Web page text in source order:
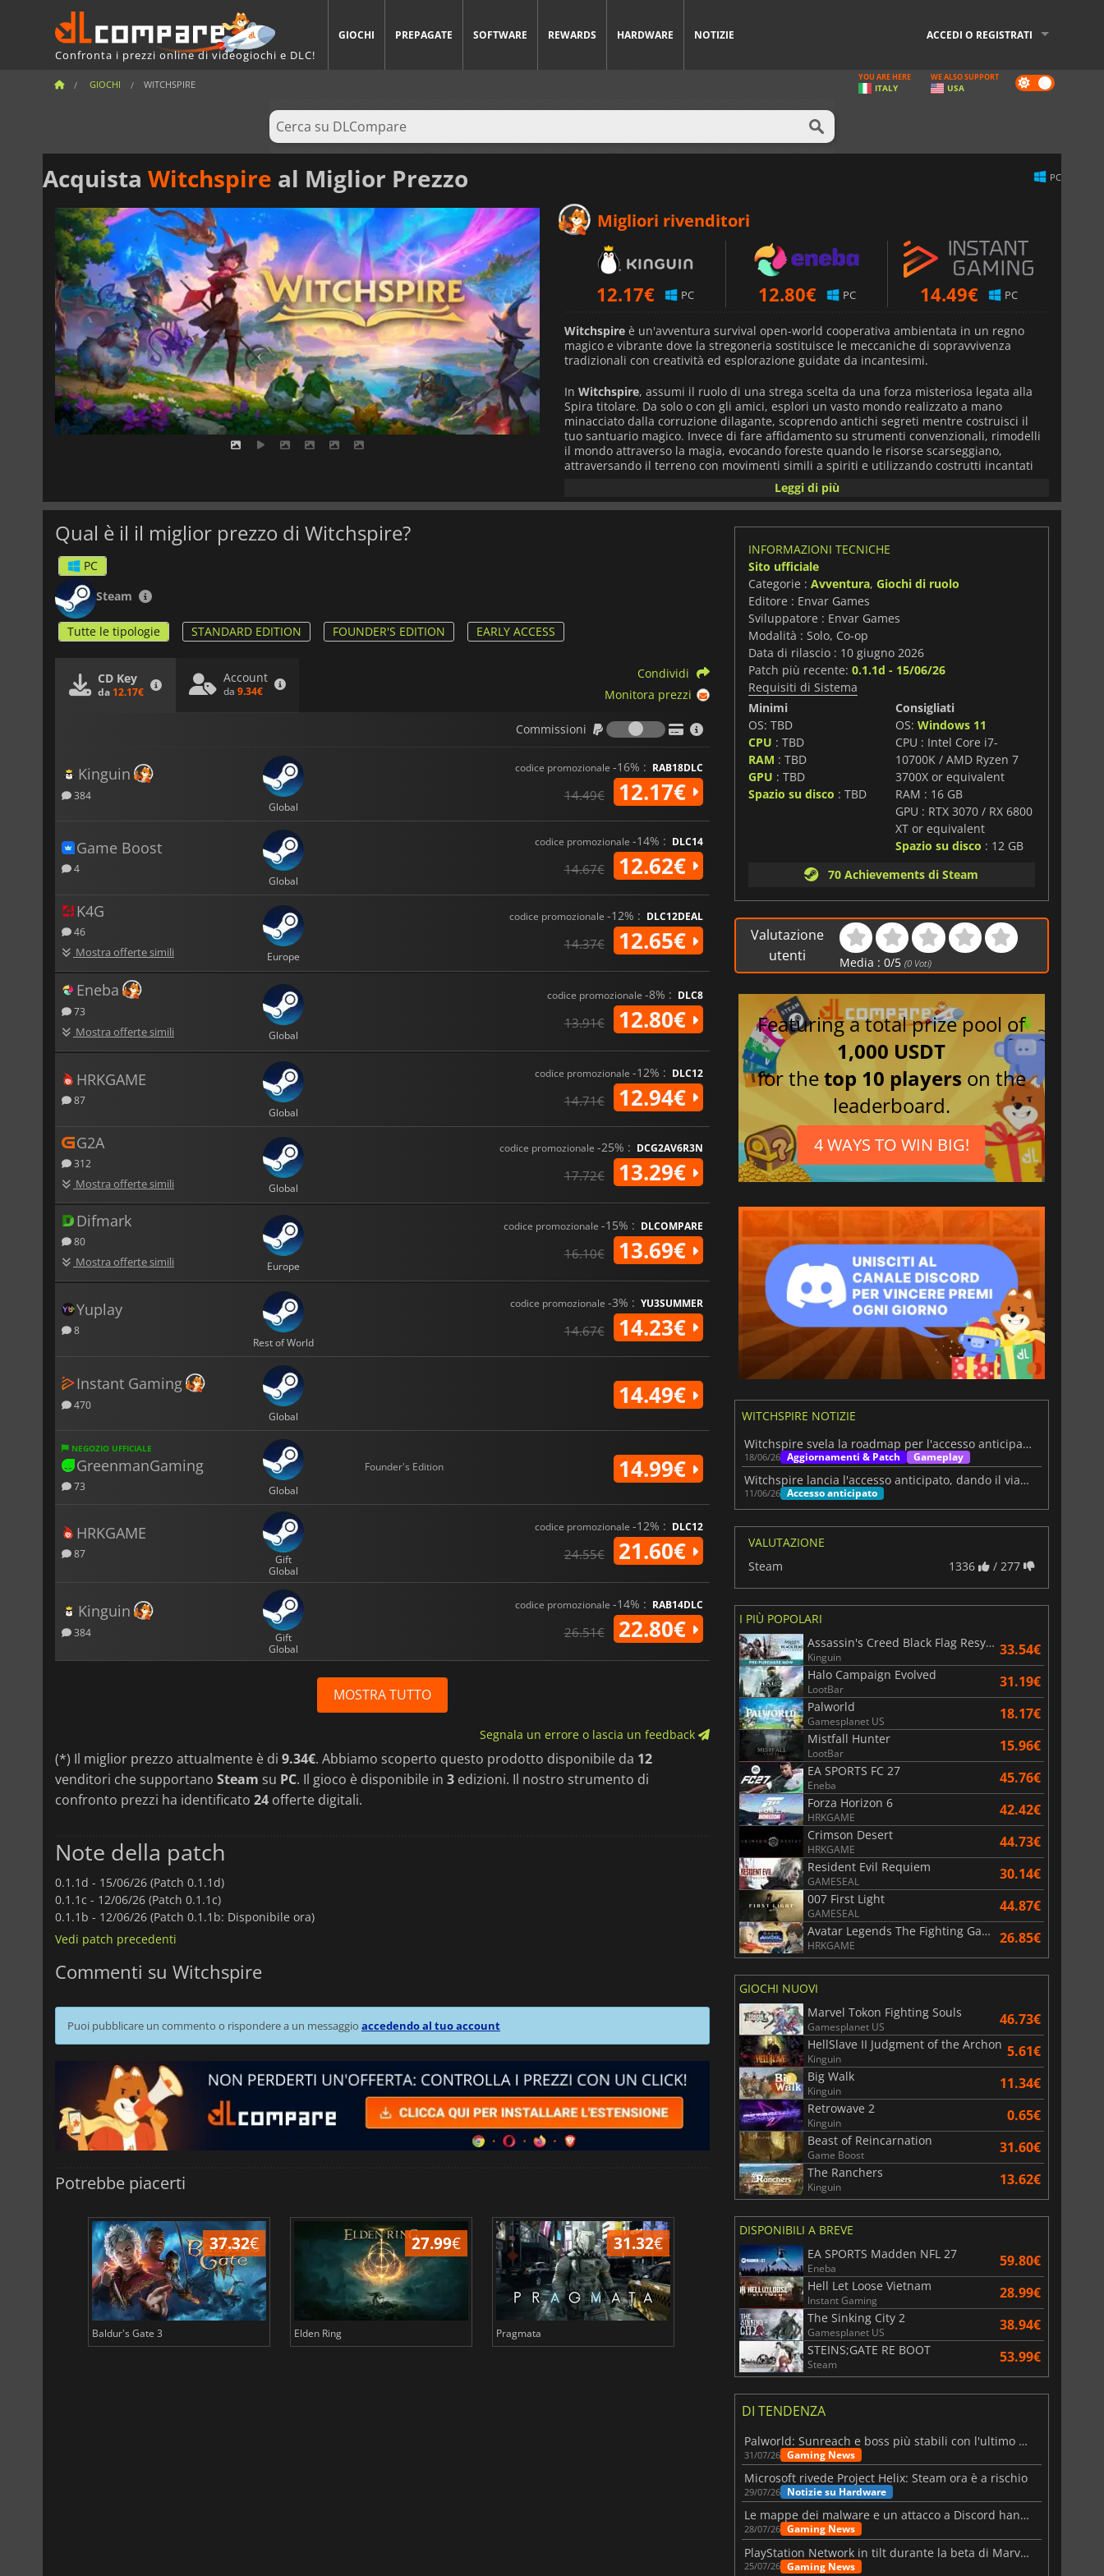
Confronta i prezzi online di videogiochi e DLC!
GIOCHI PREPAGATE SOFTWARE REWARDS HARDWARE NOTIZIE ACCEDI O REGISTRATI
GIOCHI WITCHSPIRE Dark
mode
YOU ARE HERE
ITALY
WE ALSO SUPPORT
USA
Acquista Witchspire al Miglior Prezzo PC
Migliori rivenditori
12.17€ PC 12.80€ PC 14.49€ PC
Witchspire è un'avventura survival open-world cooperativa ambientata in un regno
magico e vibrante dove la stregoneria sostituisce le meccaniche di sopravvivenza
tradizionali con creatività ed esplorazione guidate da incantesimi.
In Witchspire, assumi il ruolo di una strega scelta da una forza misteriosa legata alla
Spira titolare. Da solo o con gli amici, esplori un vasto mondo realizzato a mano
minacciato dalla corruzione dilagante, scoprendo antichi segreti mentre costruisci il
tuo santuario magico. Invece di fare affidamento su strumenti convenzionali, rimodelli
il mondo attraverso la magia, evocando foreste quando le risorse scarseggiano,
attraversando il terreno con movimenti simili a spiriti e utilizzando costrutti incantati
Una caratteristica distintiva del gioco è il suo sistema di "sopravvivenza magica", che
trasforma il crafting e la raccolta standard in interazioni guidate da incantesimi. Il
posizionamento tattico contro creature corrotte e minacce antiche. Oltre a ciò, i
giocatori possono fare amicizia e collezionare famigli, potenti creature spirituali che si
evolvono e supportano diversi stili di gioco.
La costruzione della base è estremamente flessibile, permettendoti di costruire e
personalizzare un hub di coven utilizzando la proiezione magica e la libertà creativa
piuttosto che regole di posizionamento rigide. La progressione è guidata attraverso
percorsi di abilità ramificati, affiliazioni di coven e un sistema di crafting stratificato che
incoraggia la sperimentazione e la specializzazione.
Progettato sia per il gioco in solitaria che per sessioni cooperative fino a diversi
giocatori,Witchspirefonde survival, sistemi action RPG e raccolta di creature in
un'esperienza fantasy coesa incentrata sulla libertà, la cooperazione e l'espressione
Leggi di più
Qual è il il miglior prezzo di Witchspire?
PC
Steam
Tutte le tipologie STANDARD EDITION FOUNDER'S EDITION EARLY ACCESS
CD Key
da 12.17€
Account
da 9.34€
Condividi
Monitora prezzi
Commissioni
Commissioni
Kinguin
384
Global
codice promozionale -16% : RAB18DLC
14.49€ 12.17€
Game Boost
4
Global
codice promozionale -14% : DLC14
14.67€ 12.62€
K4G
46
Mostra offerte simili Europe
codice promozionale -12% : DLC12DEAL
14.37€ 12.65€
Eneba
73
Mostra offerte simili Global
codice promozionale -8% : DLC8
13.91€ 12.80€
HRKGAME
87
Global
codice promozionale -12% : DLC12
14.71€ 12.94€
G2A
312
Mostra offerte simili Global
codice promozionale -25% : DCG2AV6R3N
17.72€ 13.29€
Difmark
80
Mostra offerte simili Europe
codice promozionale -15% : DLCOMPARE
16.10€ 13.69€
Yuplay
8
Rest of World
codice promozionale -3% : YU3SUMMER
14.67€ 14.23€
Instant Gaming
470
Global
14.49€
NEGOZIO UFFICIALE
GreenmanGaming
73 Global
Founder's Edition 14.99€
HRKGAME
87
Gift
Global
codice promozionale -12% : DLC12
24.55€ 21.60€
Kinguin
384
Gift
Global
codice promozionale -14% : RAB14DLC
26.51€ 22.80€
MOSTRA TUTTO
Segnala un errore o lascia un feedback
(*) Il miglior prezzo attualmente è di 9.34€. Abbiamo scoperto questo prodotto disponibile da 12
venditori che supportano Steam su PC. Il gioco è disponibile in 3 edizioni. Il nostro strumento di
confronto prezzi ha identificato 24 offerte digitali.
Note della patch
0.1.1d - 15/06/26 (Patch 0.1.1d)
0.1.1c - 12/06/26 (Patch 0.1.1c)
0.1.1b - 12/06/26 (Patch 0.1.1b: Disponibile ora)
Vedi patch precedenti
Commenti su Witchspire
Puoi pubblicare un commento o rispondere a un messaggio accedendo al tuo account
Potrebbe piacerti
37.32€
Baldur's Gate 3
27.99€
Elden Ring
31.32€
Pragmata Total War WARHAMMER 3
INFORMAZIONI TECNICHE
Sito ufficiale
Categorie : Avventura, Giochi di ruolo
Editore : Envar Games
Sviluppatore : Envar Games
Modalità : Solo, Co-op
Data di rilascio : 10 giugno 2026
Patch più recente: 0.1.1d - 15/06/26
Requisiti di Sistema
Minimi
OS: TBD
CPU : TBD
RAM : TBD
GPU : TBD
Spazio su disco : TBD
Consigliati
OS:Windows 11
CPU : Intel Core i7-
10700K / AMD Ryzen 7
3700X or equivalent
RAM : 16 GB
GPU : RTX 3070 / RX 6800
XT or equivalent
Spazio su disco : 12 GB
70 Achievements di Steam
Valutazione
utenti
Media :0/5 (0 Voti)
Featuring a total prize pool of
1,000 USDT
for thetop 10 players on the
leaderboard.
4 WAYS TO WIN BIG!
WITCHSPIRE NOTIZIE
Witchspire svela la roadmap per l'accesso anticipato e i piani fino al 2027
18/06/26 Aggiornamenti & Patch Gameplay
Witchspire lancia l'accesso anticipato, dando il via a un viaggio di sopravvivenza
11/06/26 Accesso anticipato
VALUTAZIONE
Steam
1336 / 277
I PIÙ POPOLARI
Assassin's Creed Black Flag Resynced
Kinguin 33.54€
Halo Campaign Evolved
LootBar 31.19€
Palworld
Gamesplanet US 18.17€
Mistfall Hunter
LootBar 15.96€
EA SPORTS FC 27
Eneba 45.76€
Forza Horizon 6
HRKGAME 42.42€
Crimson Desert
HRKGAME 44.73€
Resident Evil Requiem
GAMESEAL 30.14€
007 First Light
GAMESEAL 44.87€
Avatar Legends The Fighting Game
HRKGAME 26.85€
GIOCHI NUOVI
Marvel Tokon Fighting Souls
Gamesplanet US 46.73€
HellSlave II Judgment of the Archon
Kinguin 5.61€
Big Walk
Kinguin 11.34€
Retrowave 2
Kinguin 0.65€
Beast of Reincarnation
Game Boost 31.60€
The Ranchers
Kinguin 13.62€
DISPONIBILI A BREVE
EA SPORTS Madden NFL 27
Eneba 59.80€
Hell Let Loose Vietnam
Instant Gaming 28.99€
The Sinking City 2
Gamesplanet US 38.94€
STEINS;GATE RE BOOT
Steam 53.99€
DI TENDENZA
Palworld: Sunreach e boss più stabili con l'ultimo update
31/07/26 Gaming News
Microsoft rivede Project Helix: Steam ora è a rischio
29/07/26 Notizie su Hardware
Le mappe dei malware e un attacco a Discord hanno colpito Meccha Chameleon
28/07/26 Gaming News
PlayStation Network in tilt durante la beta di Marvel Tōkon
25/07/26 Gaming News